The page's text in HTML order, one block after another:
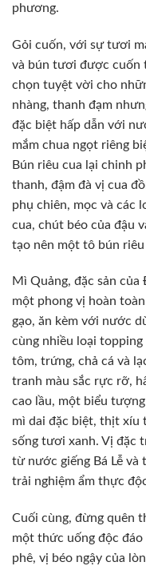
phương.
Gỏi cuốn, với sự tươi
và bún tươi được cuốn
chọn tuyệt vời cho
nhàng, thanh đạm
đặc biệt hấp dẫn với
mắm chua ngọt riêng
Bún riêu cua lại chinh
thanh, đậm đà vị cua
phụ chiên, mọc và các
cua, chút béo của đậu
tạo nên một tô bún riêu
Mì Quảng, đặc sản của
một phong vị hoàn
gạo, ăn kèm với nước
cùng nhiều loại
tôm, trứng, chả cá và
tranh màu sắc rực rỡ,
cao lầu, một biểu
mì dai đặc biệt, thịt xíu
sống tươi xanh. Vị đặc
từ nước giếng Bá Lễ và
trải nghiệm ẩm thực
Cuối cùng, đừng quên
một thức uống độc đáo
phê, vị béo ngậy của